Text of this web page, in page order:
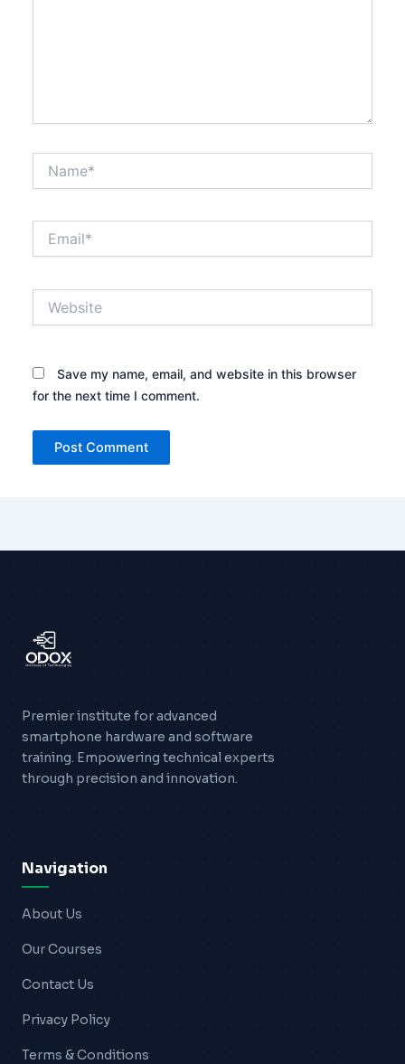
Save my name, email, and website in this browser
for the next time I comment.
Premier institute for advanced
smartphone hardware and software
training. Empowering technical experts
through precision and innovation.
Navigation
About Us
Our Courses
Contact Us
Privacy Policy
Terms & Conditions